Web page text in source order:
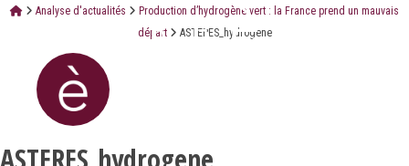
Analyse d'actualités
Production d’hydrogène vert : la France prend un mauvais
départ
ASTERES_hydrogene